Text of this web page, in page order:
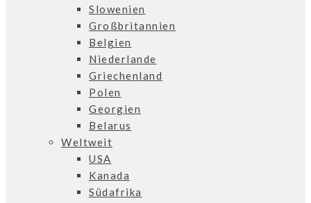
Slowenien
Großbritannien
Belgien
Niederlande
Griechenland
Polen
Georgien
Belarus
Weltweit
USA
Kanada
Südafrika